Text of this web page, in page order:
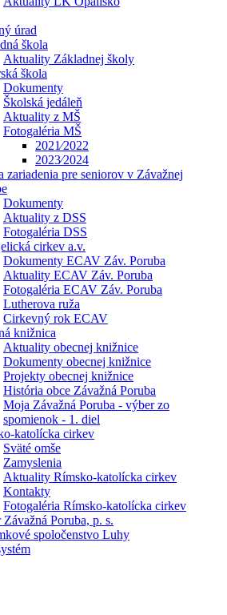
úrad
škola
Aktuality Základnej školy
škola
Dokumenty
Školská jedáleň
Aktuality z MŠ
Fotogaléria MŠ
2021⁄2022
2023⁄2024
zariadenia pre seniorov v Závažnej
Dokumenty
Aktuality z DSS
Fotogaléria DSS
cirkev a.v.
Dokumenty ECAV Záv. Poruba
Aktuality ECAV Záv. Poruba
Fotogaléria ECAV Záv. Poruba
Lutherova ruža
Cirkevný rok ECAV
knižnica
Aktuality obecnej knižnice
Dokumenty obecnej knižnice
Projekty obecnej knižnice
História obce Závažná Poruba
Moja Závažná Poruba - výber zo
spomienok - 1. diel
katolícka cirkev
Sväté omše
Zamyslenia
Aktuality Rímsko-katolícka cirkev
Kontakty
Fotogaléria Rímsko-katolícka cirkev
Poruba, p. s.
spoločenstvo Luhy